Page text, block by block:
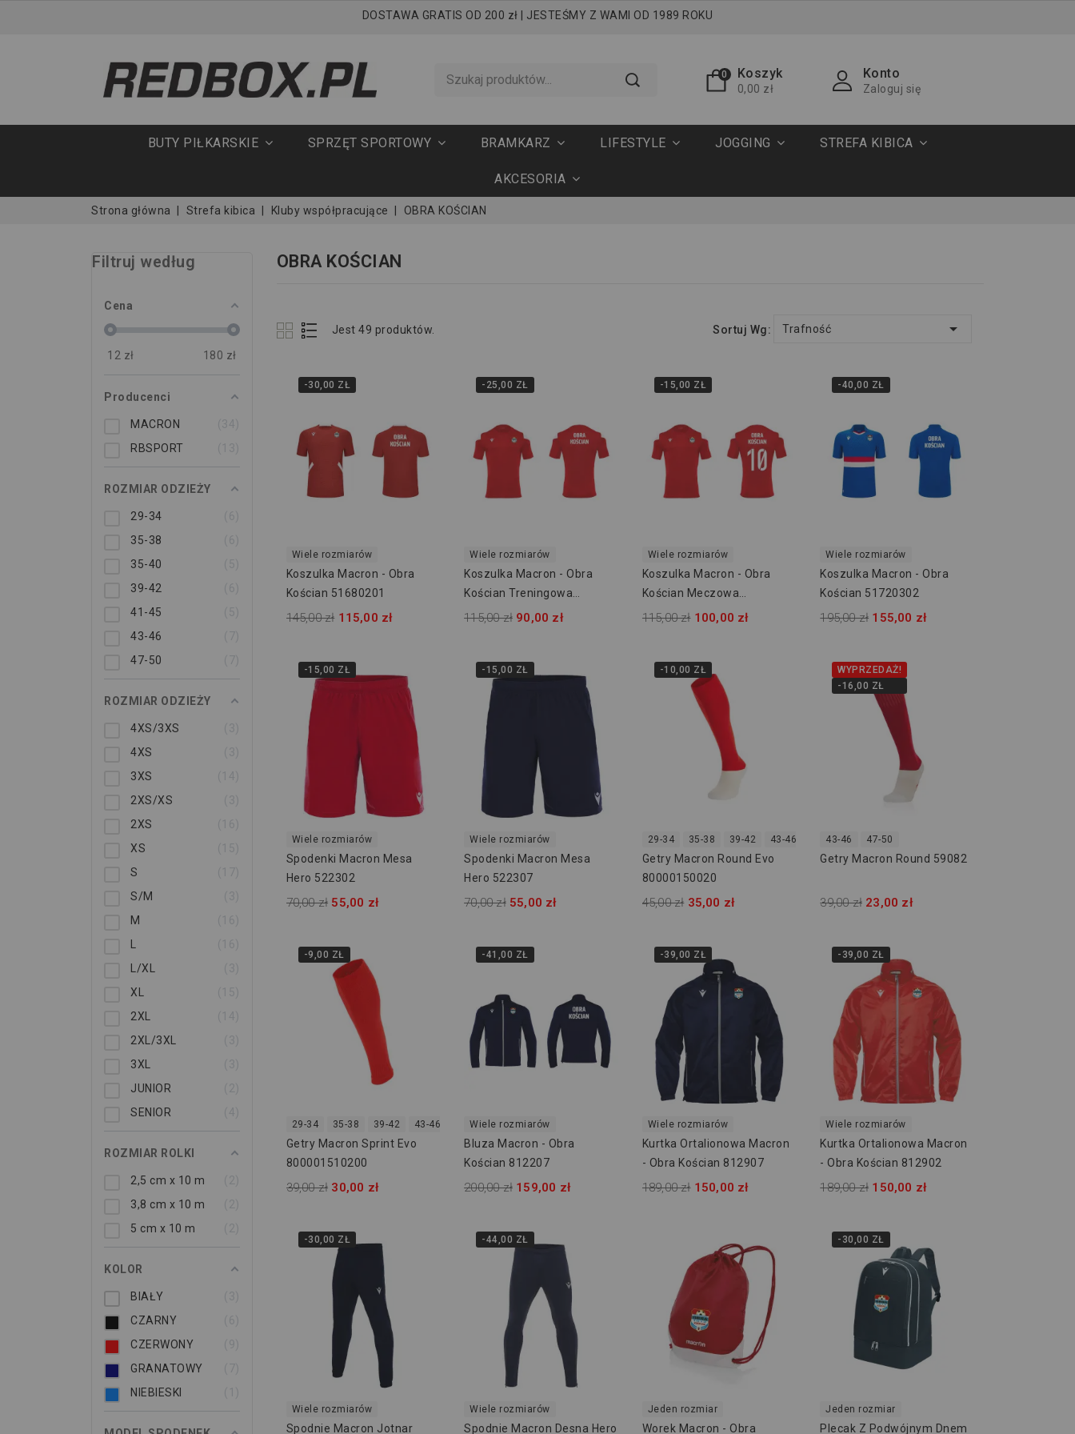
DOSTAWA GRATIS OD 200 zł | JESTEŚMY Z WAMI OD 1989 ROKU
0 Koszyk
0,00 zł
Konto
Zaloguj się
BUTY PIŁKARSKIE SPRZĘT SPORTOWY BRAMKARZ LIFESTYLE JOGGING STREFA KIBICA
AKCESORIA
Strona główna Strefa kibica Kluby współpracujące OBRA KOŚCIAN
Filtruj według
Cena
12 zł 180 zł
Producenci
MACRON
34
RBSPORT
13
ROZMIAR ODZIEŻY
29-34
6
35-38
6
35-40
5
39-42
6
41-45
5
43-46
7
47-50
7
ROZMIAR ODZIEŻY
4XS/3XS
3
4XS
3
3XS
14
2XS/XS
3
2XS
16
XS
15
S
17
S/M
3
M
16
16
L/XL
3
XL
15
2XL
14
2XL/3XL
3
3XL
3
JUNIOR
2
SENIOR
4
ROZMIAR ROLKI
2,5 cm x 10 m
2
3,8 cm x 10 m
2
5 cm x 10 m
2
KOLOR
BIAŁY
3
CZARNY
6
CZERWONY
9
GRANATOWY
7
NIEBIESKI
OBRA KOŚCIAN
Jest 49 produktów. Sortuj Wg: Trafność 
-30,00 ZŁ
Wiele rozmiarów
Koszulka Macron - Obra
Kościan 51680201
145,00 zł 115,00 zł
-25,00 ZŁ
Wiele rozmiarów
Koszulka Macron - Obra
Kościan Treningowa
50810201
115,00 zł 90,00 zł
-15,00 ZŁ
Wiele rozmiarów
Koszulka Macron - Obra
Kościan Meczowa
50810201
115,00 zł 100,00 zł
-40,00 ZŁ
Wiele rozmiarów
Koszulka Macron - Obra
Kościan 51720302
195,00 zł 155,00 zł
-15,00 ZŁ
Wiele rozmiarów
Spodenki Macron Mesa
Hero 522302
70,00 zł 55,00 zł
-15,00 ZŁ
Wiele rozmiarów
Spodenki Macron Mesa
Hero 522307
70,00 zł 55,00 zł
-10,00 ZŁ
29-34 35-38 39-42 43-46 47-50
Getry Macron Round Evo
80000150020
45,00 zł 35,00 zł
WYPRZEDAŻ!
-16,00 ZŁ
43-46 47-50
Getry Macron Round 59082
39,00 zł 23,00 zł
-9,00 ZŁ
29-34 35-38 39-42 43-46 47-50
Getry Macron Sprint Evo
800001510200
39,00 zł 30,00 zł
-41,00 ZŁ
Wiele rozmiarów
Bluza Macron - Obra
Kościan 812207
200,00 zł 159,00 zł
-39,00 ZŁ
Wiele rozmiarów
Kurtka Ortalionowa Macron
- Obra Kościan 812907
189,00 zł 150,00 zł
-39,00 ZŁ
Wiele rozmiarów
Kurtka Ortalionowa Macron
- Obra Kościan 812902
189,00 zł 150,00 zł
-30,00 ZŁ
Wiele rozmiarów
Spodnie Macron Jotnar
-44,00 ZŁ
Wiele rozmiarów
Spodnie Macron Desna Hero
Jeden rozmiar
Worek Macron - Obra
-30,00 ZŁ
Jeden rozmiar
Plecak Z Podwójnym Dnem